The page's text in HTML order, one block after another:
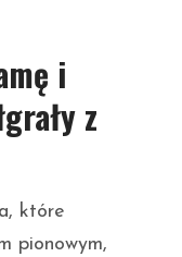
i
z
które
pionowym,